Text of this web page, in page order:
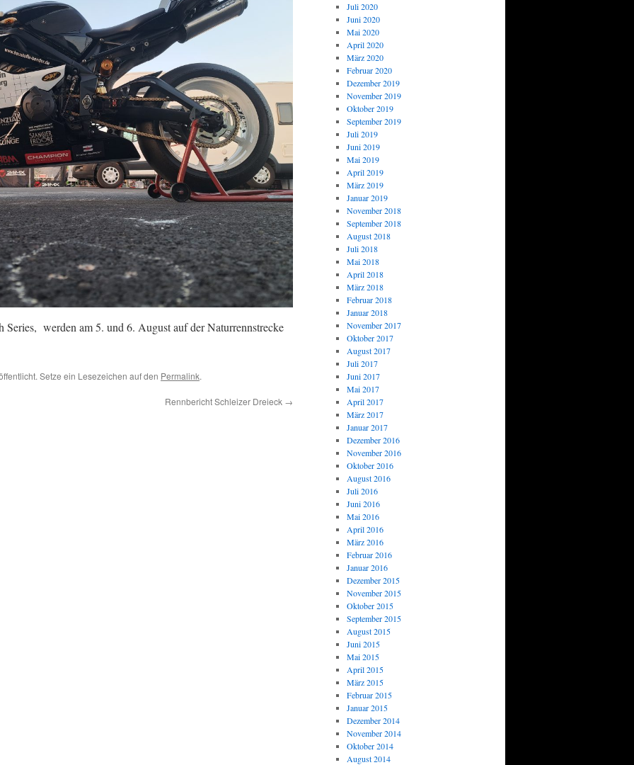
Series, werden am 5. und 6. August auf der Naturrennstrecke
Setze ein Lesezeichen auf den Permalink.
Rennbericht Schleizer Dreieck →
Juli 2020
Juni 2020
Mai 2020
April 2020
März 2020
Februar 2020
Dezember 2019
November 2019
Oktober 2019
September 2019
Juli 2019
Juni 2019
Mai 2019
April 2019
März 2019
Januar 2019
November 2018
September 2018
August 2018
Juli 2018
Mai 2018
April 2018
März 2018
Februar 2018
Januar 2018
November 2017
Oktober 2017
August 2017
Juli 2017
Juni 2017
Mai 2017
April 2017
März 2017
Januar 2017
Dezember 2016
November 2016
Oktober 2016
August 2016
Juli 2016
Juni 2016
Mai 2016
April 2016
März 2016
Februar 2016
Januar 2016
Dezember 2015
November 2015
Oktober 2015
September 2015
August 2015
Juni 2015
Mai 2015
April 2015
März 2015
Februar 2015
Januar 2015
Dezember 2014
November 2014
Oktober 2014
August 2014